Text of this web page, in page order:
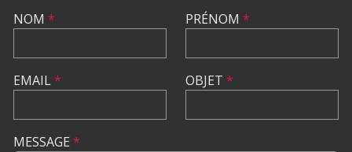
NOM *
EMAIL*
PRÉNOM *
OBJET *
MESSAGE *